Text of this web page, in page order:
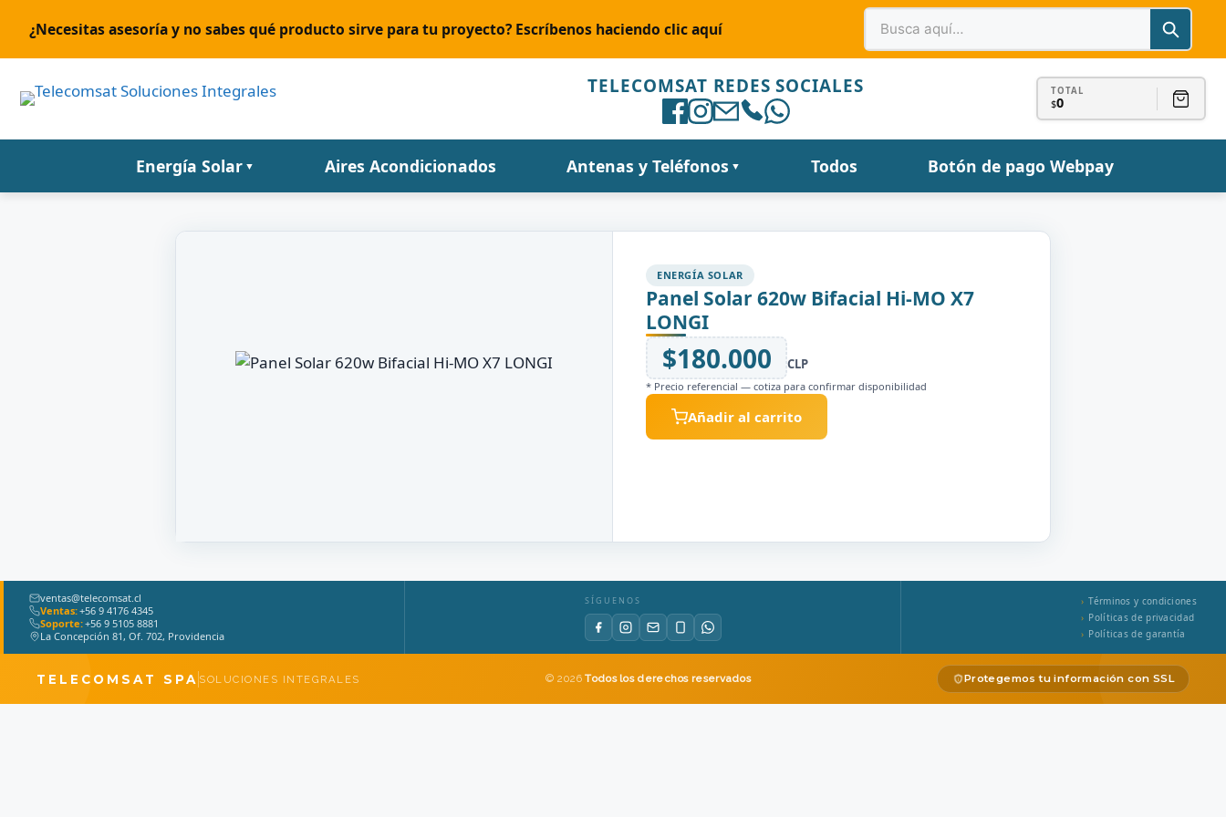
¿Necesitas asesoría y no sabes qué producto sirve para tu proyecto? Escríbenos haciendo clic aquí
TELECOMSAT REDES SOCIALES TOTAL
$0
Energía Solar ▼ Aires Acondicionados Antenas y Teléfonos ▼ Todos Botón de pago Webpay
ENERGÍA SOLAR
Panel Solar 620w Bifacial Hi-MO X7
LONGI
$180.000 CLP
* Precio referencial — cotiza para confirmar disponibilidad
Añadir al carrito
ventas@telecomsat.cl
Ventas:+56 9 4176 4345
Soporte:+56 9 5105 8881
La Concepción 81, Of. 702, Providencia
SÍGUENOS
Términos y condiciones
Políticas de privacidad
Políticas de garantía
TELECOMSAT SPA SOLUCIONES INTEGRALES © 2026Todos los derechos reservados Protegemos tu información con SSL